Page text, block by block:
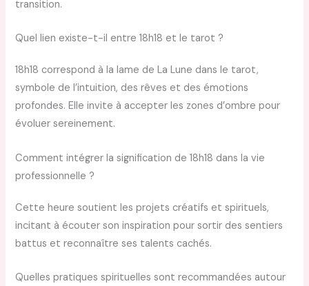
transition.
Quel lien existe-t-il entre 18h18 et le tarot ?
18h18 correspond à la lame de La Lune dans le tarot,
symbole de l’intuition, des rêves et des émotions
profondes. Elle invite à accepter les zones d’ombre pour
évoluer sereinement.
Comment intégrer la signification de 18h18 dans la vie
professionnelle ?
Cette heure soutient les projets créatifs et spirituels,
incitant à écouter son inspiration pour sortir des sentiers
battus et reconnaître ses talents cachés.
Quelles pratiques spirituelles sont recommandées autour